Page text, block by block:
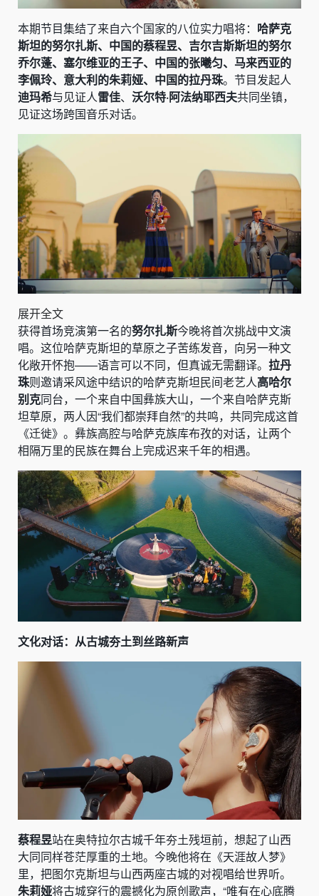
本期节目集结了来自六个国家的八位实力唱将： 哈萨克
斯坦的努尔扎斯、中国的蔡程昱、吉尔吉斯斯坦的努尔
乔尔蓬、塞尔维亚的王子、中国的张曦匀、马来西亚的
李佩玲、意大利的朱莉娅、中国的拉丹珠。节目发起人
迪玛希与见证人雷佳、 沃尔特·阿法纳耶西夫共同坐镇，
见证这场跨国音乐对话。
展开全文
获得首场竞演第一名的努尔扎斯今晚将首次挑战中文演
唱。这位哈萨克斯坦的草原之子苦练发音，向另一种文
化敞开怀抱——语言可以不同，但真诚无需翻译。 拉丹
珠则邀请采风途中结识的哈萨克斯坦民间老艺人高哈尔
别克同台，一个来自中国彝族大山，一个来自哈萨克斯
坦草原，两人因“我们都崇拜自然”的共鸣，共同完成这首
《迁徙》。彝族高腔与哈萨克族库布孜的对话，让两个
相隔万里的民族在舞台上完成迟来千年的相遇。
文化对话：从古城夯土到丝路新声
蔡程昱站在奥特拉尔古城千年夯土残垣前，想起了山西
大同同样苍茫厚重的土地。今晚他将在《天涯故人梦》
里，把图尔克斯坦与山西两座古城的对视唱给世界听。
朱莉娅将古城穿行的震撼化为原创歌声，“唯有在心底腾